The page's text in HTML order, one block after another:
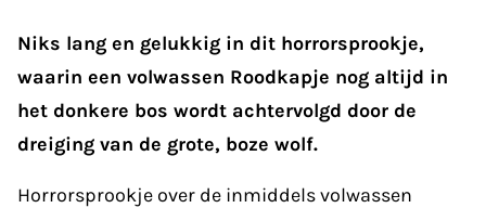
Niks lang en gelukkig in dit horrorsprookje,
waarin een volwassen Roodkapje nog altijd in
het donkere bos wordt achtervolgd door de
dreiging van de grote, boze wolf.
Horrorsprookje over de inmiddels volwassen